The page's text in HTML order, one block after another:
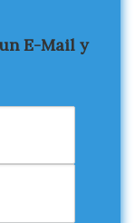
E-Mail y